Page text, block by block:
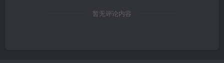
暂无评论内容